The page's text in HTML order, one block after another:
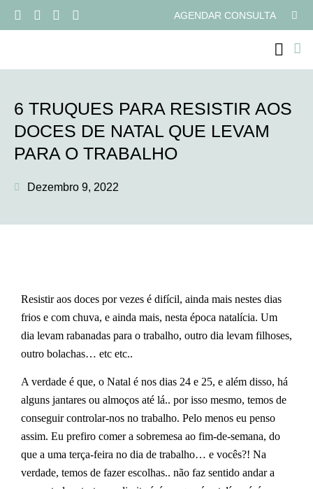
AGENDAR CONSULTA
6 TRUQUES PARA RESISTIR AOS
DOCES DE NATAL QUE LEVAM
PARA O TRABALHO
Dezembro 9, 2022
Resistir aos doces por vezes é difícil, ainda mais nestes dias
frios e com chuva, e ainda mais, nesta época natalícia. Um
dia levam rabanadas para o trabalho, outro dia levam filhoses,
outro bolachas… etc etc..
A verdade é que, o Natal é nos dias 24 e 25, e além disso, há
alguns jantares ou almoços até lá.. por isso mesmo, temos de
conseguir controlar-nos no trabalho. Pelo menos eu penso
assim. Eu prefiro comer a sobremesa ao fim-de-semana, do
que a uma terça-feira no dia de trabalho… e vocês?! Na
verdade, temos de fazer escolhas.. não faz sentido andar a